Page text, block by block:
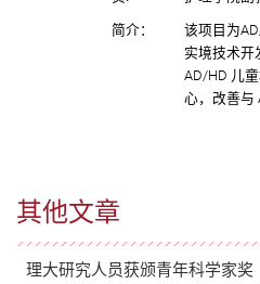
其他文章
理大研究人员获颁青年科学家奖
简介：
该项目为
实境技术开
AD/HD 儿
心，改善与